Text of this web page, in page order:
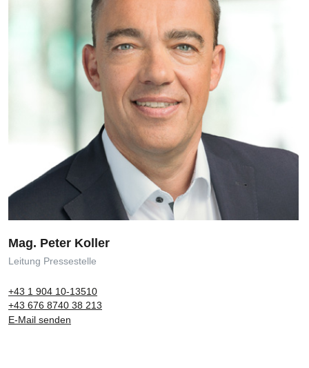
Mag. Peter Koller
Leitung Pressestelle
+43 1 904 10-13510
+43 676 8740 38 213
E-Mail senden